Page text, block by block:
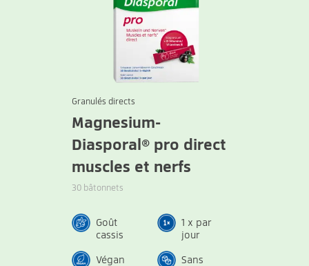
Granulés directs
Magnesium-
Diasporal® pro direct
muscles et nerfs
30 bâtonnets
Goût
cassis
1 x par
jour
Végan
Sans